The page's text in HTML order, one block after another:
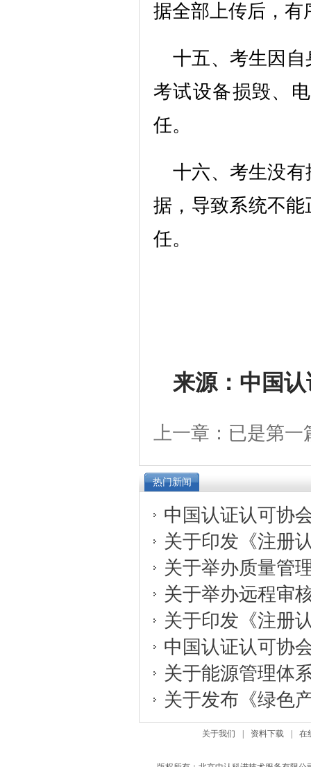
据全部上传后，有
十五、考生因
考试设备损毁、
任。
十六、考生没
据，导致系统不
任。
来源：中国
上一章：已是第一
热门新闻
中国认证认可协
关于印发《注册
关于举办质量管
关于举办远程审
关于印发《注册
中国认证认可协
关于能源管理体
关于发布《绿色
关于我们 资料下载 在